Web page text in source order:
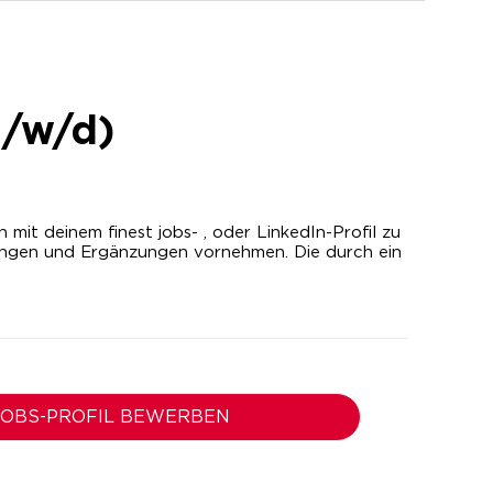
w/d)
deinem finest jobs- , oder LinkedIn-Profil zu
und Ergänzungen vornehmen. Die durch ein
PROFIL BEWERBEN